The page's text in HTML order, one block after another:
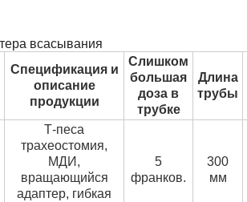
всасывания
Спецификация и
описание
продукции
Слишком
большая
доза в
трубке
Длина
трубы
Т-песа
трахеостомия,
МДИ,
вращающийся
адаптер, гибкая
5
франков.
300
мм